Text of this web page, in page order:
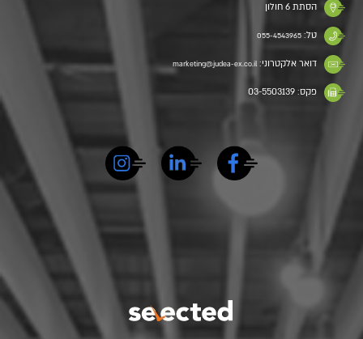
הסתת 6 חולון
טל: 055-4543965
דואר אלקטרוני: marketing@judea-ex.co.il
פקס: 03-5503139